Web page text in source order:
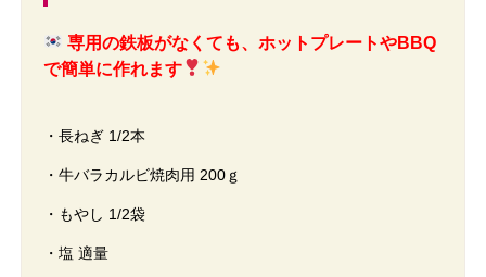
専用の鉄板がなくても、ホットプレートやBBQ
で簡単に作れます
・長ねぎ 1/2本
・牛バラカルビ焼肉用 200ｇ
・もやし 1/2袋
・塩 適量